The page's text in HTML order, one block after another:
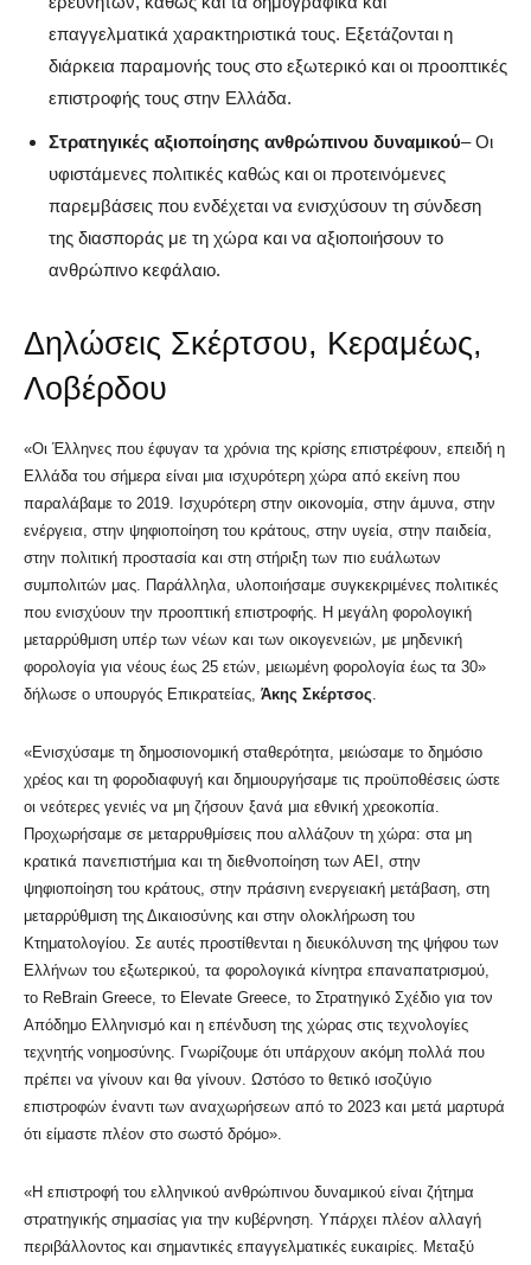
επαγγελματικά χαρακτηριστικά τους. Εξετάζονται η
διάρκεια παραμονής τους στο εξωτερικό και οι προοπτικές
επιστροφής τους στην Ελλάδα.
Στρατηγικές αξιοποίησης ανθρώπινου δυναμικού– Οι
υφιστάμενες πολιτικές καθώς και οι προτεινόμενες
παρεμβάσεις που ενδέχεται να ενισχύσουν τη σύνδεση
της διασποράς με τη χώρα και να αξιοποιήσουν το
ανθρώπινο κεφάλαιο.
Δηλώσεις Σκέρτσου, Κεραμέως,
Λοβέρδου
«Οι Έλληνες που έφυγαν τα χρόνια της κρίσης επιστρέφουν, επειδή η
Ελλάδα του σήμερα είναι μια ισχυρότερη χώρα από εκείνη που
παραλάβαμε το 2019. Ισχυρότερη στην οικονομία, στην άμυνα, στην
ενέργεια, στην ψηφιοποίηση του κράτους, στην υγεία, στην παιδεία,
στην πολιτική προστασία και στη στήριξη των πιο ευάλωτων
συμπολιτών μας. Παράλληλα, υλοποιήσαμε συγκεκριμένες πολιτικές
που ενισχύουν την προοπτική επιστροφής. Η μεγάλη φορολογική
μεταρρύθμιση υπέρ των νέων και των οικογενειών, με μηδενική
φορολογία για νέους έως 25 ετών, μειωμένη φορολογία έως τα 30»
δήλωσε ο υπουργός Επικρατείας, Άκης Σκέρτσος.
«Ενισχύσαμε τη δημοσιονομική σταθερότητα, μειώσαμε το δημόσιο
χρέος και τη φοροδιαφυγή και δημιουργήσαμε τις προϋποθέσεις ώστε
οι νεότερες γενιές να μη ζήσουν ξανά μια εθνική χρεοκοπία.
Προχωρήσαμε σε μεταρρυθμίσεις που αλλάζουν τη χώρα: στα μη
κρατικά πανεπιστήμια και τη διεθνοποίηση των ΑΕΙ, στην
ψηφιοποίηση του κράτους, στην πράσινη ενεργειακή μετάβαση, στη
μεταρρύθμιση της Δικαιοσύνης και στην ολοκλήρωση του
Κτηματολογίου. Σε αυτές προστίθενται η διευκόλυνση της ψήφου των
Ελλήνων του εξωτερικού, τα φορολογικά κίνητρα επαναπατρισμού,
το ReBrain Greece, το Elevate Greece, το Στρατηγικό Σχέδιο για τον
Απόδημο Ελληνισμό και η επένδυση της χώρας στις τεχνολογίες
τεχνητής νοημοσύνης. Γνωρίζουμε ότι υπάρχουν ακόμη πολλά που
πρέπει να γίνουν και θα γίνουν. Ωστόσο το θετικό ισοζύγιο
επιστροφών έναντι των αναχωρήσεων από το 2023 και μετά μαρτυρά
ότι είμαστε πλέον στο σωστό δρόμο».
«Η επιστροφή του ελληνικού ανθρώπινου δυναμικού είναι ζήτημα
στρατηγικής σημασίας για την κυβέρνηση. Υπάρχει πλέον αλλαγή
περιβάλλοντος και σημαντικές επαγγελματικές ευκαιρίες. Μεταξύ